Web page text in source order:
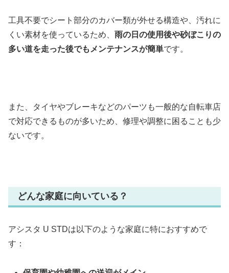
工具不要でシート部分のカバー類が外せる構造や、汚れに
くい素材を使っているため、 雨の日の使用後や砂ぼこりの
多い道を走った後でもメンテナンスが簡単です。
また、タイヤやブレーキなどのパーツも一般的な自転車店
で対応できるものが多いため、修理や調整に困ることも少
ないです。
どんな家庭に向いている？
アシスタ U STDは以下のような家庭に特におすすめで
す：